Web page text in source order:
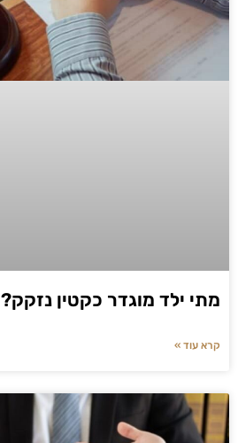
מתי ילד מוגדר כקטין נזקק?
קרא עוד »